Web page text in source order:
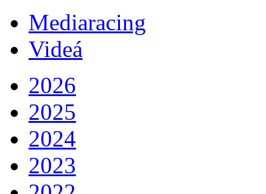
Mediaracing
Videá
2026
2025
2024
2023